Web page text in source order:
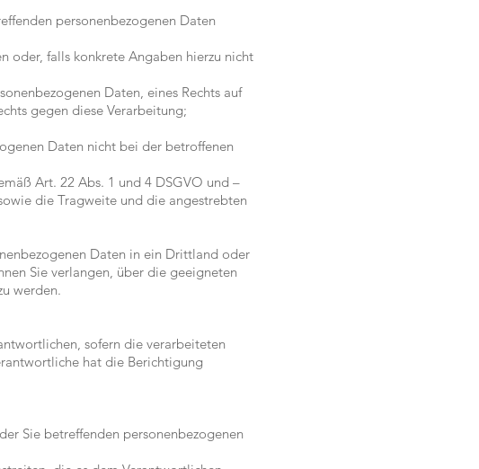
personenbezogenen Daten
oder, falls konkrete Angaben hierzu nicht
Daten, eines Rechts auf
gegen diese Verarbeitung;
Daten nicht bei der betroffenen
Art. 22 Abs. 1 und 4 DSGVO und –
die Tragweite und die angestrebten
Daten in ein Drittland oder
Sie verlangen, über die geeigneten
werden.
sofern die verarbeiteten
hat die Berichtigung
Sie betreffenden personenbezogenen